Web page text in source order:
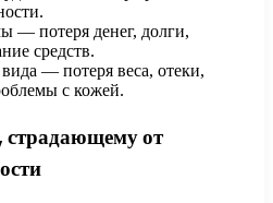
— потеря денег, долги,
средств.
— потеря веса, отеки,
с кожей.
страдающему от